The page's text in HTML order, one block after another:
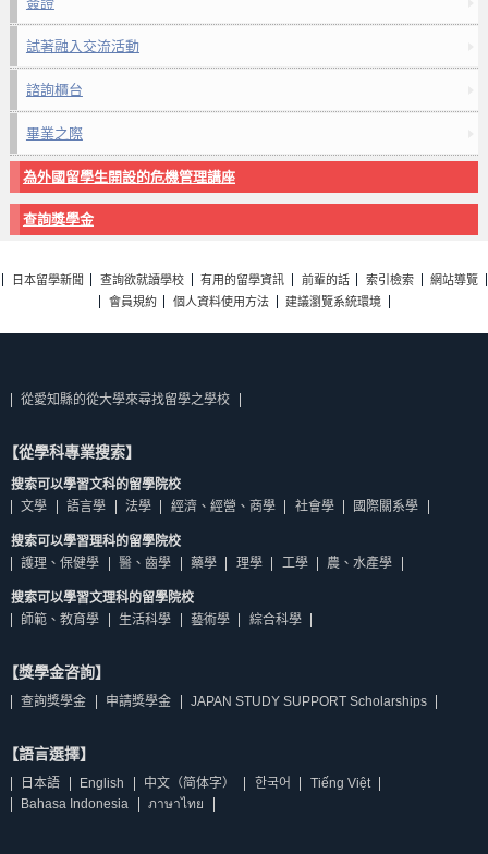
試著融入交流活動
諮詢櫃台
畢業之際
為外國留學生開設的危機管理講座
查詢獎學金
日本留學新聞 查詢欲就讀學校 有用的留學資訊 前輩的話 索引檢索
網站導覽
會員規約
個人資料使用方法 建議瀏覽系統環境
從愛知縣的從大學來尋找留學之學校
【從學科專業搜索】
搜索可以學習文科的留學院校
文學
語言學 法學 經濟、經營、商學 社會學 國際關系學
搜索可以學習理科的留學院校
護理、保健學
醫、齒學 藥學 理學 工學 農、水產學
搜索可以學習文理科的留學院校
師範、教育學
生活科學 藝術學 綜合科學
【獎學金咨詢】
查詢獎學金 申請獎學金 JAPAN STUDY SUPPORT Scholarships
【語言選擇】
日本語 English 中文（简体字） 한국어
Tiếng Việt
Bahasa Indonesia
ภาษาไทย